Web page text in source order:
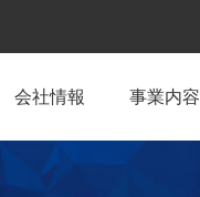
会社情報 事業内容